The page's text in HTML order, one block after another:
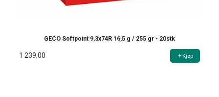
GECO Softpoint 9,3x74R 16,5 g / 255 gr - 20stk
1 239,00 Kjøp